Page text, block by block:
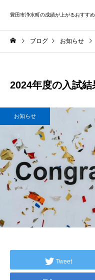
豊田市浄水町の成績が上がるおすす
ブログ お知らせ
2024年度の入試結
お知らせ
Tweet